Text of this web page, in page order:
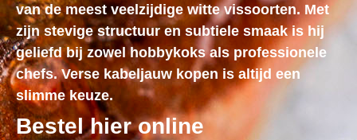
van de meest veelzijdige witte vissoorten. Met
zijn stevige structuur en subtiele smaak is hij
geliefd bij zowel hobbykoks als professionele
chefs. Verse kabeljauw kopen is altijd een
slimme keuze.
Bestel hier online